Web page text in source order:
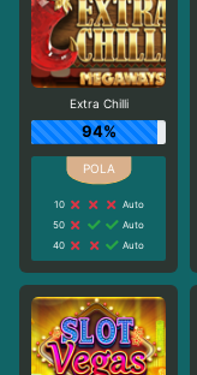
Extra Chilli
94%
10
Auto
50
Auto
40
Auto